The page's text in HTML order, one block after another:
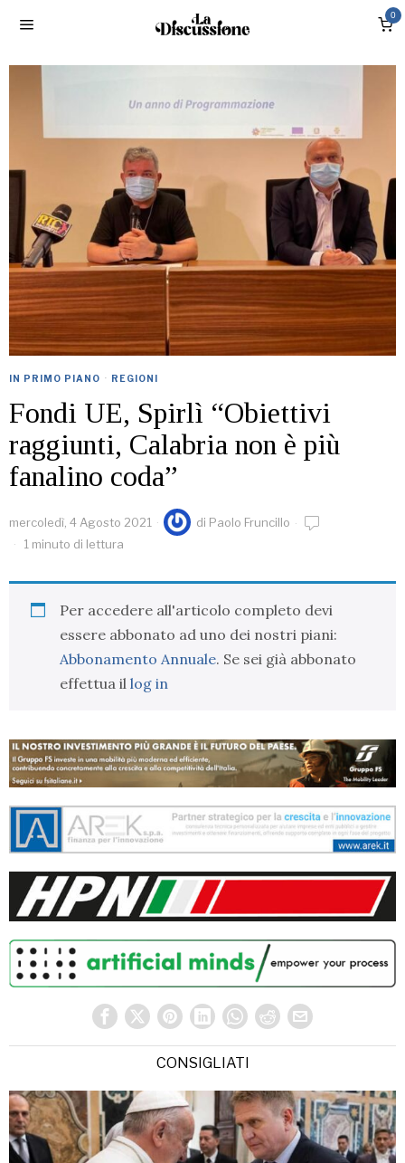
0
IN PRIMO PIANO · REGIONI
Fondi UE, Spirlì “Obiettivi
raggiunti, Calabria non è più
fanalino coda”
mercoledì, 4 Agosto 2021 di Paolo Fruncillo
1 minuto di lettura
Per accedere all'articolo completo devi
essere abbonato ad uno dei nostri piani:
Abbonamento Annuale. Se sei già abbonato
effettua il log in
CONSIGLIATI